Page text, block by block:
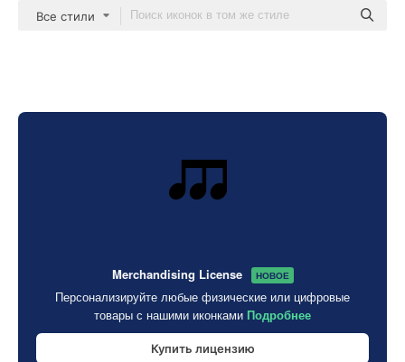
Все стили
Merchandising License НОВОЕ
Персонализируйте любые физические или цифровые
товары с нашими иконками Подробнее
Купить лицензию